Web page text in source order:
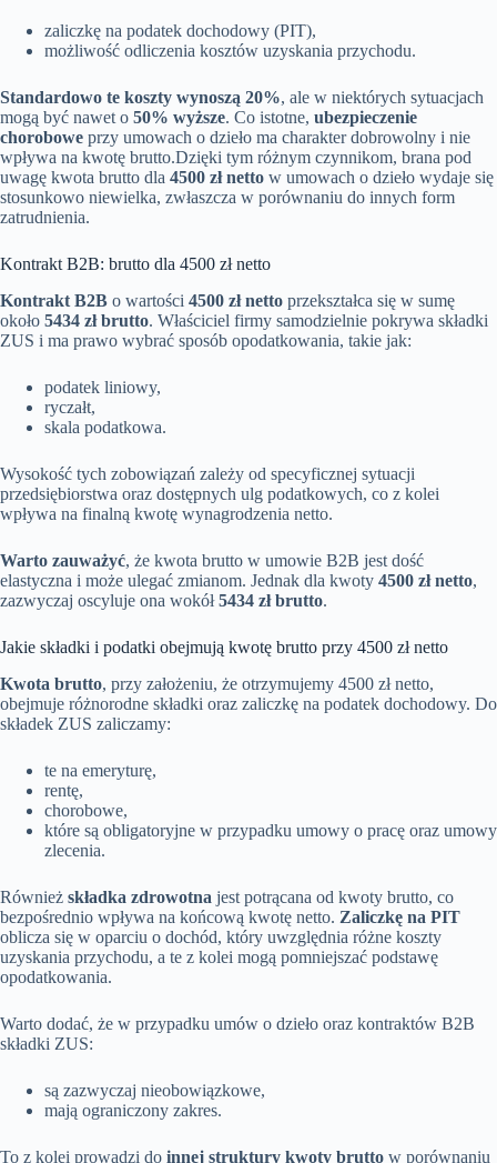
zaliczkę na podatek dochodowy (PIT),
możliwość odliczenia kosztów uzyskania przychodu.
Standardowo te koszty wynoszą 20%, ale w niektórych sytuacjach
mogą być nawet o 50% wyższe. Co istotne, ubezpieczenie
chorobowe przy umowach o dzieło ma charakter dobrowolny i nie
wpływa na kwotę brutto.Dzięki tym różnym czynnikom, brana pod
uwagę kwota brutto dla 4500 zł netto w umowach o dzieło wydaje się
stosunkowo niewielka, zwłaszcza w porównaniu do innych form
zatrudnienia.
Kontrakt B2B: brutto dla 4500 zł netto
Kontrakt B2B o wartości 4500 zł netto przekształca się w sumę
około 5434 zł brutto. Właściciel firmy samodzielnie pokrywa składki
ZUS i ma prawo wybrać sposób opodatkowania, takie jak:
podatek liniowy,
ryczałt,
skala podatkowa.
Wysokość tych zobowiązań zależy od specyficznej sytuacji
przedsiębiorstwa oraz dostępnych ulg podatkowych, co z kolei
wpływa na finalną kwotę wynagrodzenia netto.
Warto zauważyć, że kwota brutto w umowie B2B jest dość
elastyczna i może ulegać zmianom. Jednak dla kwoty 4500 zł netto,
zazwyczaj oscyluje ona wokół5434 zł brutto.
Jakie składki i podatki obejmują kwotę brutto przy 4500 zł netto
Kwota brutto, przy założeniu, że otrzymujemy 4500 zł netto,
obejmuje różnorodne składki oraz zaliczkę na podatek dochodowy. Do
składek ZUS zaliczamy:
te na emeryturę,
rentę,
chorobowe,
które są obligatoryjne w przypadku umowy o pracę oraz umowy
zlecenia.
Również składka zdrowotna jest potrącana od kwoty brutto, co
bezpośrednio wpływa na końcową kwotę netto. Zaliczkę na PIT
oblicza się w oparciu o dochód, który uwzględnia różne koszty
uzyskania przychodu, a te z kolei mogą pomniejszać podstawę
opodatkowania.
Warto dodać, że w przypadku umów o dzieło oraz kontraktów B2B
składki ZUS:
są zazwyczaj nieobowiązkowe,
mają ograniczony zakres.
To z kolei prowadzi do innej struktury kwoty brutto w porównaniu